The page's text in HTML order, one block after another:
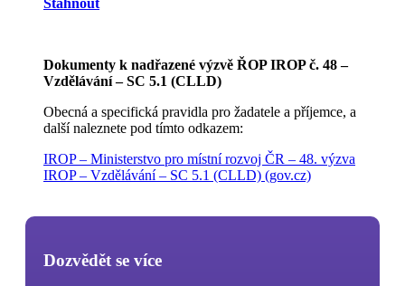
Dokumenty k nadřazené výzvě ŘOP IROP č. 48 –
Vzdělávání – SC 5.1 (CLLD)
Obecná a specifická pravidla pro žadatele a příjemce, a
další naleznete pod tímto odkazem:
IROP – Ministerstvo pro místní rozvoj ČR – 48. výzva
IROP – Vzdělávání – SC 5.1 (CLLD) (gov.cz)
Dozvědět se více